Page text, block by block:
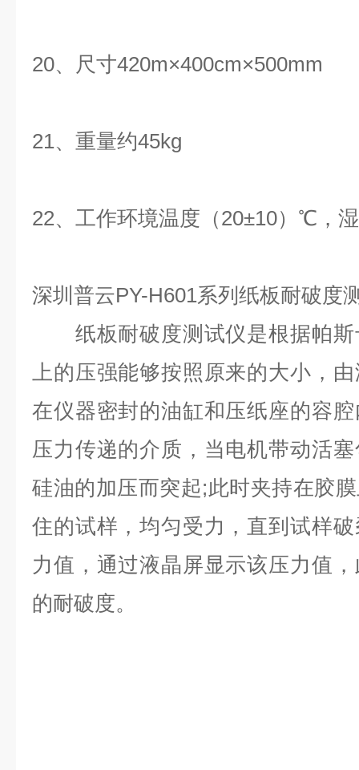
20、尺寸420m×400cm×500mm
21、重量约45kg
22、工作环境温度（20±10）℃，
深圳普云PY-H601系列纸板耐破度
纸板耐破度测试仪是根据帕斯
上的压强能够按照原来的大小，
在仪器密封的油缸和压纸座的容
压力传递的介质，当电机带动活
硅油的加压而突起;此时夹持在胶
住的试样，均匀受力，直到试样
力值，通过液晶屏显示该压力值
的耐破度。